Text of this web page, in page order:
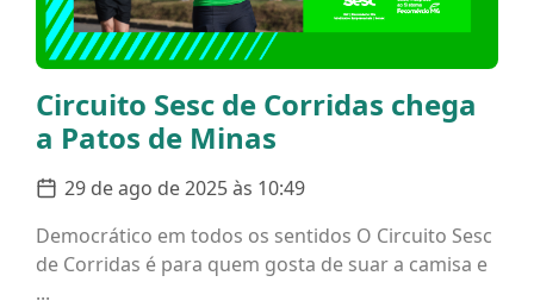
Circuito Sesc de Corridas chega
a Patos de Minas
29 de ago de 2025 às 10:49
Democrático em todos os sentidos O Circuito Sesc
de Corridas é para quem gosta de suar a camisa e
...